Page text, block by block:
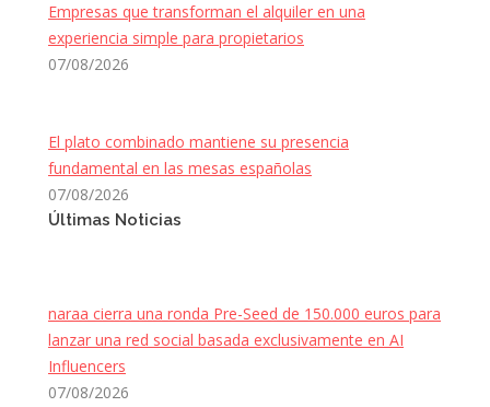
Empresas que transforman el alquiler en una
experiencia simple para propietarios
07/08/2026
El plato combinado mantiene su presencia
fundamental en las mesas españolas
07/08/2026
Últimas Noticias
naraa cierra una ronda Pre-Seed de 150.000 euros para
lanzar una red social basada exclusivamente en AI
Influencers
07/08/2026